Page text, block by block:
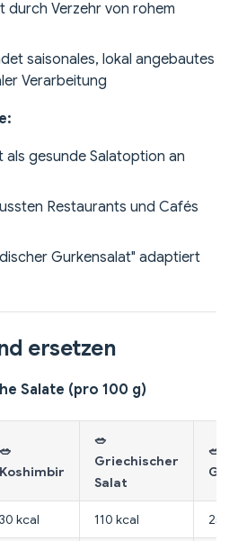
durch Verzehr von rohem
saisonales, lokal angebautes
Verarbeitung
als gesunde Salatoption an
Restaurants und Cafés
Gurkensalat" adaptiert
ersetzen
Salate (pro 100 g)
🥗
Koshimbir
🥗
Griechischer
Salat
🥗
30 kcal 110 kcal 25